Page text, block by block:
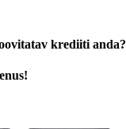
krediiti